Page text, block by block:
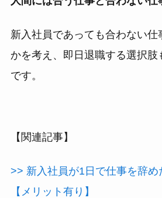
新入社員であっても合わない仕
かを考え、即日退職する選択肢
です。
【関連記事】
>> 新入社員が1日で仕事を辞め
【メリット有り】